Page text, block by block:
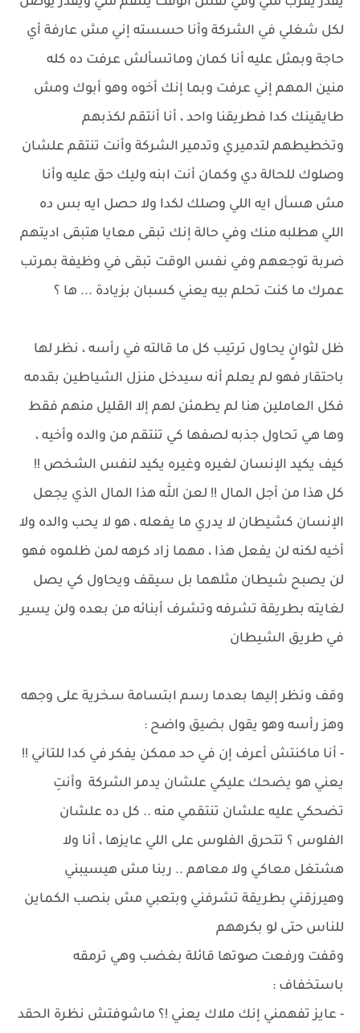
لكل شغلي في الشركة وأنا حسسته إني مش عارفة أي
حاجة وبمثل عليه أنا كمان وماتسألش عرفت ده كله
منين المهم إني عرفت وبما إنك أخوه وهو أبوك ومش
طايقينك كدا فطريقنا واحد ، أنا أنتقم لكذبهم
وتخطيطهم لتدميري وتدمير الشركة وأنت تنتقم علشان
وصلوك للحالة دي وكمان أنت ابنه وليك حق عليه وأنا
مش هسأل ايه اللي وصلك لكدا ولا حصل ايه بس ده
اللي هطلبه منك وفي حالة إنك تبقى معايا هتبقى اديتهم
ضربة توجعهم وفي نفس الوقت تبقى في وظيفة بمرتب
عمرك ما كنت تحلم بيه يعني كسبان بزيادة ... ها ؟
ظل لثوانٍ يحاول ترتيب كل ما قالته في رأسه ، نظر لها
باحتقار فهو لم يعلم أنه سيدخل منزل الشياطين بقدمه
فكل العاملين هنا لم يطمئن لهم إلا القليل منهم فقط
وها هي تحاول جذبه لصفها كي تنتقم من والده وأخيه ،
كيف يكيد الإنسان لغيره وغيره يكيد لنفس الشخص !!
كل هذا من أجل المال !! لعن الله هذا المال الذي يجعل
الإنسان كشيطان لا يدري ما يفعله ، هو لا يحب والده ولا
أخيه لكنه لن يفعل هذا ، مهما زاد كرهه لمن ظلموه فهو
لن يصبح شيطان مثلهما بل سيقف ويحاول كي يصل
لغايته بطريقة تشرفه وتشرف أبنائه من بعده ولن يسير
في طريق الشيطان
وقف ونظر إليها بعدما رسم ابتسامة سخرية على وجهه
وهز رأسه وهو يقول بضيق واضح :
- أنا ماكنتش أعرف إن في حد ممكن يفكر في كدا للتاني !!
يعني هو يضحك عليكي علشان يدمر الشركة وأنتِ
تضحكي عليه علشان تنتقمي منه .. كل ده علشان
الفلوس ؟ تتحرق الفلوس على اللي عايزها ، أنا ولا
هشتغل معاكي ولا معاهم .. ربنا مش هيسيبني
وهيرزقني بطريقة تشرفني وبتعبي مش بنصب الكماين
للناس حتى لو بكرههم
وقفت ورفعت صوتها قائلة بغضب وهي ترمقه
باستخفاف :
- عايز تفهمني إنك ملاك يعني !؟ ماشوفتش نظرة الحقد